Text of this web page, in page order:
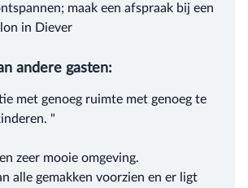
maak een afspraak bij een
in Diever
andere gasten:
met genoeg ruimte met genoeg te
"
zeer mooie omgeving.
alle gemakken voorzien en er ligt